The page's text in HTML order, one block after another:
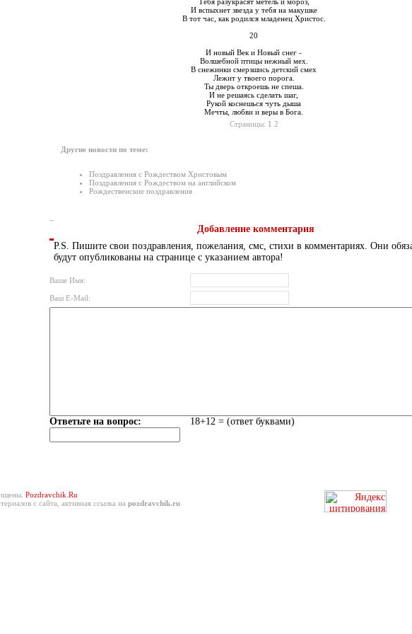
И вспыхнет звезда у тебя на макушке
В тот час, как родился младенец Христос.
20
И новый Век и Новый снег -
Волшебной птицы нежный мех.
В снежинки смерзшись детский смех
Лежит у твоего порога.
Ты дверь откроешь не спеша.
И не решаясь сделать шаг,
Рукой коснешься чуть дыша
Мечты, любви и веры в Бога.
Страницы: 1 2
Другие новости по теме:
Поздравления с Рождеством Христовым
Поздравления с Рождеством на английском
Рождественские поздравления
Добавление комментария
P.S. Пишите свои поздравления, пожелания, смс, стихи в комментариях. Они
будут опубликованы на странице с указанием автора!
Ваше Имя:
Ваш E-Mail:
Ответьте на вопрос: 18+12 = (ответ буквами)
Pozdravchik.Ru
с сайта, активная ссылка на pozdravchik.ru